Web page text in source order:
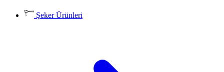
Şeker Ürünleri